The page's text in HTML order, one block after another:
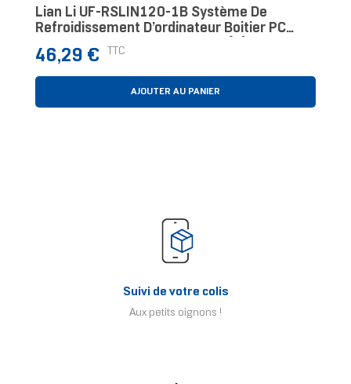
Lian Li UF-RSLIN120-1B Système De
Refroidissement D’ordinateur Boitier PC
Ventilateur 12 Cm Noir 1 Pièce(s)
Prix
46,29 € TTC
AJOUTER AU PANIER
Suivi de votre colis
Aux petits oignons !